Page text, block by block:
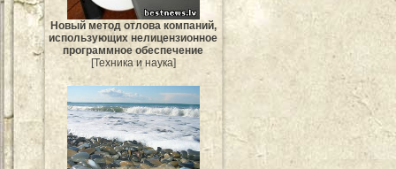
Новый метод отлова компаний,
использующих нелицензионное
программное обеспечение
[Техника и наука]